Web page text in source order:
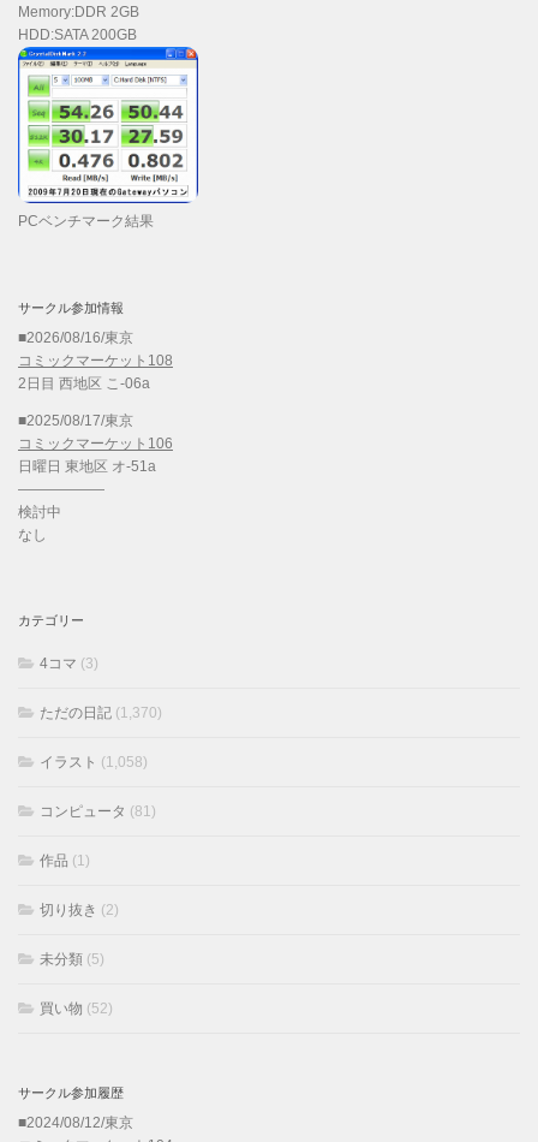
Memory:DDR 2GB
HDD:SATA 200GB
PCベンチマーク結果
サークル参加情報
■2026/08/16/東京
コミックマーケット108
2日目 西地区 こ-06a
■2025/08/17/東京
コミックマーケット106
日曜日 東地区 オ-51a
——————
検討中
なし
カテゴリー
4コマ (3)
ただの日記 (1,370)
イラスト (1,058)
コンピュータ (81)
作品 (1)
切り抜き (2)
未分類 (5)
買い物 (52)
サークル参加履歴
■2024/08/12/東京